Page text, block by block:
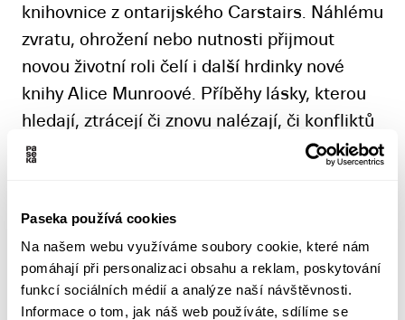
Paseka používá cookies
Na našem webu využíváme soubory cookie, které nám
pomáhají při personalizaci obsahu a reklam, poskytování
funkcí sociálních médií a analýze naší návštěvnosti.
Informace o tom, jak náš web používáte, sdílíme se
knihovnice z ontarijského Carstairs. Náhlému
zvratu, ohrožení nebo nutnosti přijmout
novou životní roli čelí i další hrdinky nové
knihy Alice Munroové. Příběhy lásky, kterou
hledají, ztrácejí či znovu nalézají, či konfliktů
spojených s temnějšími stránkami sexuality
důvěrně známém prostředí kanadského
maloměsta, ale také méně obvyklých
lokalitách Austrálie či Balkánu.